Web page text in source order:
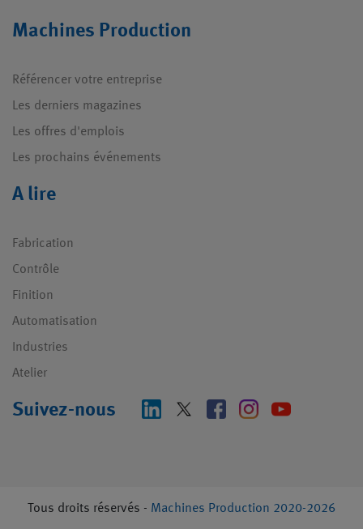
Machines Production
Référencer votre entreprise
Les derniers magazines
Les offres d'emplois
Les prochains événements
A lire
Fabrication
Contrôle
Finition
Automatisation
Industries
Atelier
Suivez-nous
Tous droits réservés - Machines Production 2020-2026